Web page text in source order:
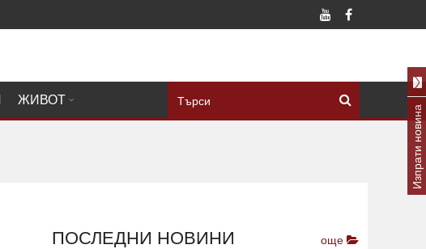
ЖИВОТ
ПОСЛЕДНИ НОВИНИ още
Изпрати новина